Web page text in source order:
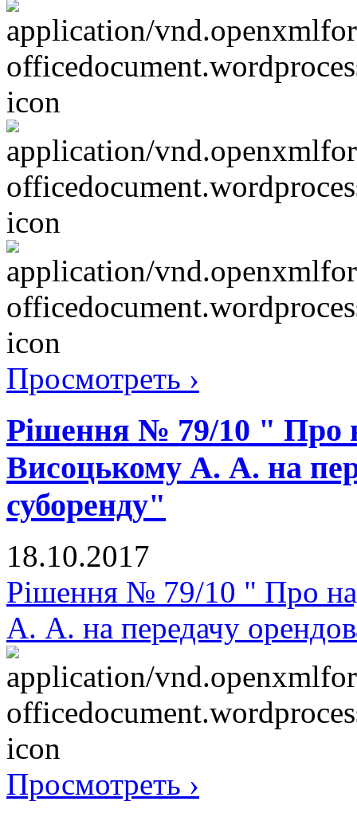
Просмотреть ›
Рішення № 79/10 " Про
Висоцькому А. А. на
суборенду"
18.10.2017
Рішення № 79/10 " Про
А. А. на передачу
Просмотреть ›